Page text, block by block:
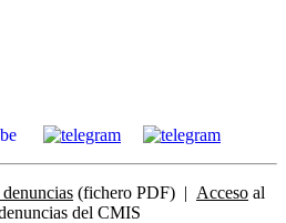
(fichero PDF) | Acceso al
del CMIS